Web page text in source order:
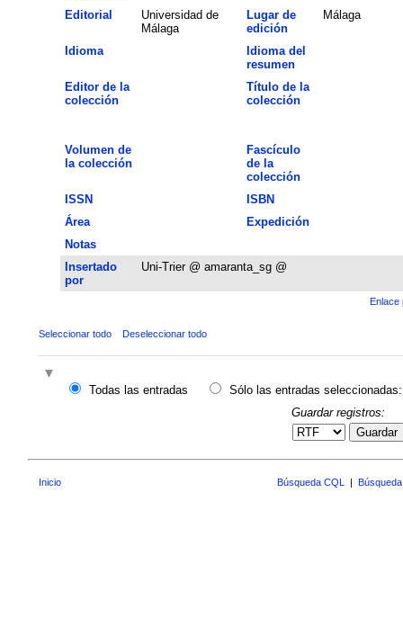
Editorial
Universidad de
Málaga
Lugar de
edición
Málaga
Idioma
Idioma del
resumen
Editor de la
colección
Título de la
colección
Volumen de
la colección
Fascículo
de la
colección
ISSN
ISBN
Área
Expedición
Notas
Insertado
por
Uni-Trier @ amaranta_sg @
Enlace
Seleccionar todo Deseleccionar todo
Todas las entradas
Sólo las entradas seleccionadas:
Guardar registros:
Guardar
Inicio Búsqueda CQL